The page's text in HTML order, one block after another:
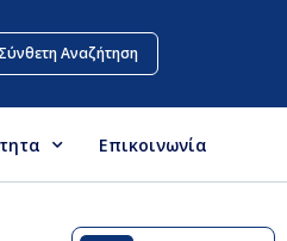
Σύνθετη Αναζήτηση
Επικοινωνία